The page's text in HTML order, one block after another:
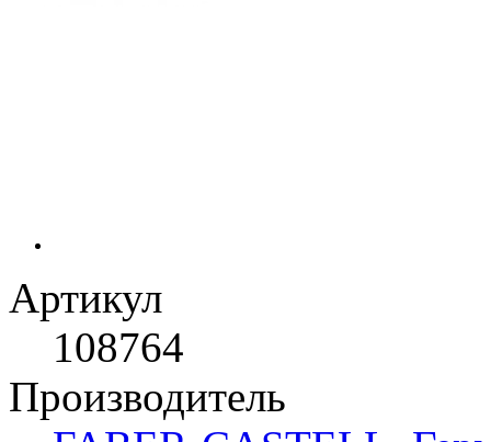
Артикул
108764
Производитель